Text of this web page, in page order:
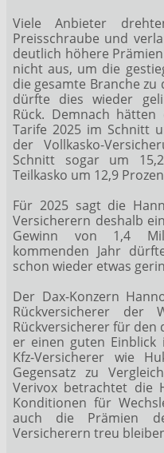
Viele Anbieter
Preisschraube und
deutlich höhere
nicht aus, um die
die gesamte Branche zu
dürfte dies wieder
Rück. Demnach
Tarife 2025 im Schnitt
der Vollkasko-
Schnitt sogar um
Teilkasko um 12,9
Für 2025 sagt die
Versicherern deshalb
Gewinn von 1,4
kommenden Jahr
schon wieder etwas
Der Dax-Konzern
Rückversicherer
Rückversicherer für
er einen guten
Kfz-Versicherer wie
Gegensatz zu
Verivox betrachtet die
Konditionen für
auch die Prämien
Versicherern treu